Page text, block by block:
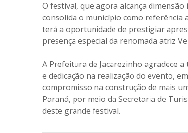
O festival, que agora alcança
consolida o município como referência
terá a oportunidade de prestigiar
presença especial da renomada atriz
A Prefeitura de Jacarezinho agradece
e dedicação na realização do evento,
compromisso na construção de mais
Paraná, por meio da Secretaria de
deste grande festival.